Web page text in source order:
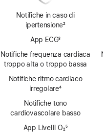
Notifiche in caso di
ipertensione2
App ECG3
Notifiche frequenza cardiaca
troppo alta o troppo bassa
Notifiche ritmo cardiaco
irregolare4
Notifiche tono
cardiovascolare basso
App Livelli O₂5